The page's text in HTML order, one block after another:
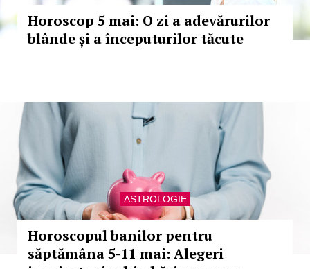
Horoscop 5 mai: O zi a adevărurilor
blânde și a începuturilor tăcute
ASTROLOGIE
Horoscopul banilor pentru
săptămâna 5-11 mai: Alegeri